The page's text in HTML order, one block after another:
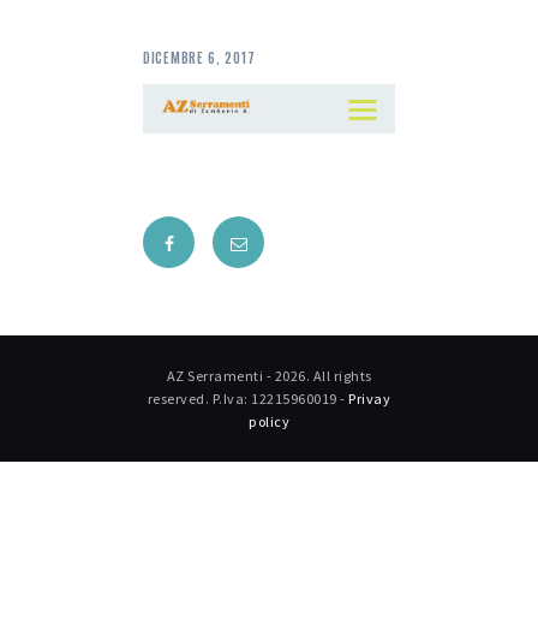
DICEMBRE 6, 2017
AZ Serramenti - 2026. All rights
reserved. P.Iva: 12215960019 -Privay
policy